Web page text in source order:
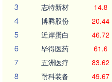
3 志特新材 14.8
4 博腾股份 20.44
5 近岸蛋白 46.72
6 毕得医药 61.6
7 五洲医疗 83.62
8 耐科装备 49.67